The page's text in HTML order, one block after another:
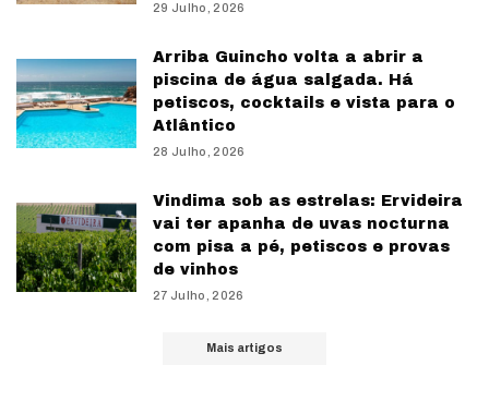
29 Julho, 2026
Arriba Guincho volta a abrir a
piscina de água salgada. Há
petiscos, cocktails e vista para o
Atlântico
28 Julho, 2026
Vindima sob as estrelas: Ervideira
vai ter apanha de uvas nocturna
com pisa a pé, petiscos e provas
de vinhos
27 Julho, 2026
Mais artigos